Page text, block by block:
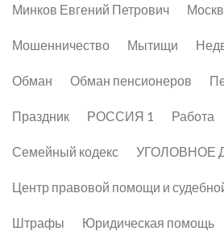
Минков Евгений Петрович
Мошенничество Мытищи
Обман Обман пенсионеров
Праздник РОССИЯ 1 Работа
Семейный кодекс УГОЛОВНОЕ
Центр правовой помощи и
Штрафы Юридическая помощь